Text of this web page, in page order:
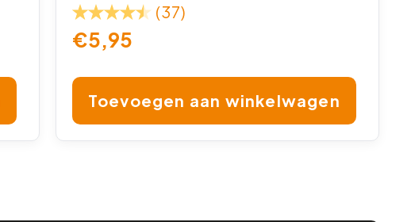
(37)
€5,95
Toevoegen aan winkelwagen